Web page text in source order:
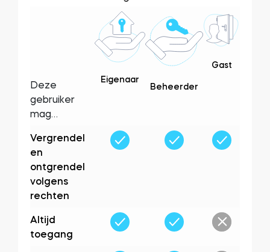
Deze
gebruiker
mag…
Eigenaar
Beheerder
Gast
Vergrendel
en
ontgrendel
volgens
rechten
Altijd
toegang